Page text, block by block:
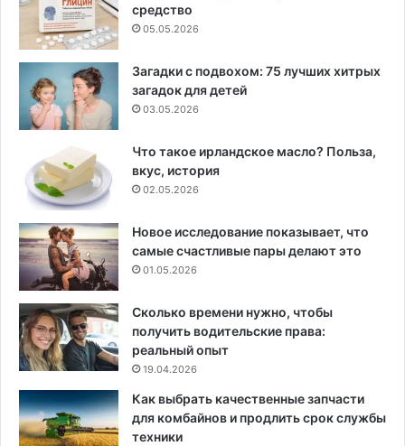
средство
05.05.2026
Загадки с подвохом: 75 лучших хитрых
загадок для детей
03.05.2026
Что такое ирландское масло? Польза,
вкус, история
02.05.2026
Новое исследование показывает, что
самые счастливые пары делают это
01.05.2026
Сколько времени нужно, чтобы
получить водительские права:
реальный опыт
19.04.2026
Как выбрать качественные запчасти
для комбайнов и продлить срок службы
техники